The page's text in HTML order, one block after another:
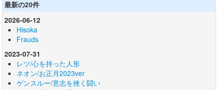
最新の20件
2026-06-12
Hisoka
Frauds
2023-07-31
レツ/心を持った人形
ネオン/お正月2023ver
ゲンスルー/意志を挫く闘い